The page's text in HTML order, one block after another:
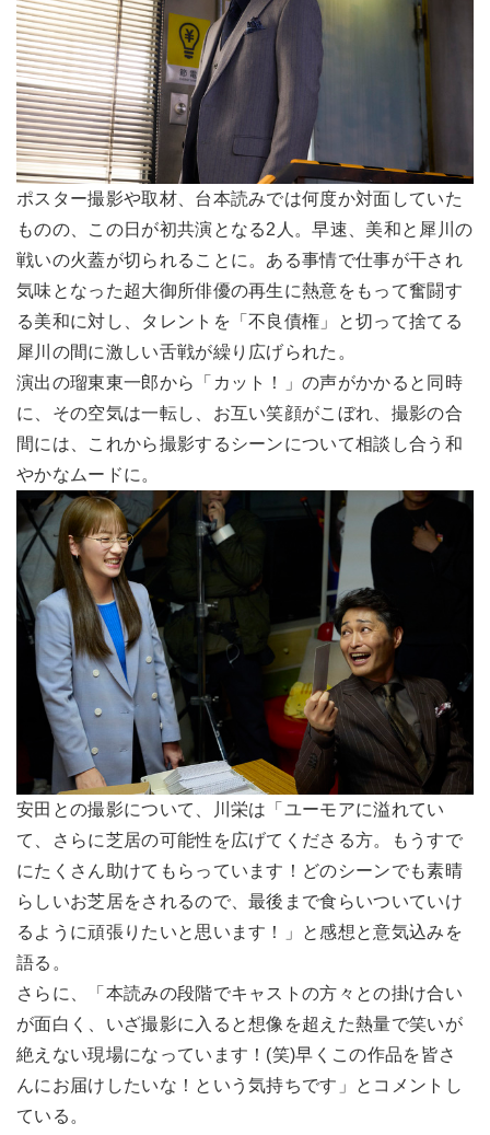
ポスター撮影や取材、台本読みでは何度か対面していた
ものの、この日が初共演となる2人。早速、美和と犀川の
戦いの火蓋が切られることに。ある事情で仕事が干され
気味となった超大御所俳優の再生に熱意をもって奮闘す
る美和に対し、タレントを「不良債権」と切って捨てる
犀川の間に激しい舌戦が繰り広げられた。
演出の瑠東東一郎から「カット！」の声がかかると同時
に、その空気は一転し、お互い笑顔がこぼれ、撮影の合
間には、これから撮影するシーンについて相談し合う和
やかなムードに。
安田との撮影について、川栄は「ユーモアに溢れてい
て、さらに芝居の可能性を広げてくださる方。もうすで
にたくさん助けてもらっています！どのシーンでも素晴
らしいお芝居をされるので、最後まで食らいついていけ
るように頑張りたいと思います！」と感想と意気込みを
語る。
さらに、「本読みの段階でキャストの方々との掛け合い
が面白く、いざ撮影に入ると想像を超えた熱量で笑いが
絶えない現場になっています！(笑)早くこの作品を皆さ
んにお届けしたいな！という気持ちです」とコメントし
ている。